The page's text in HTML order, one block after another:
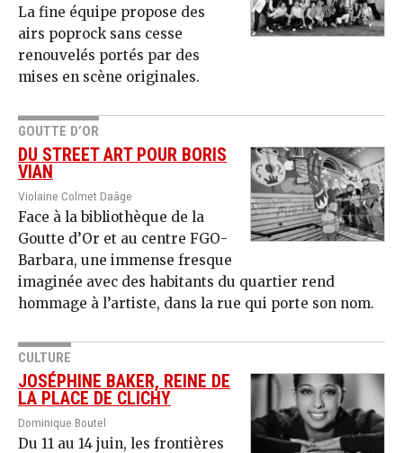
La fine équipe propose des
airs poprock sans cesse
renouvelés portés par des
mises en scène originales.
GOUTTE D’OR
DU STREET ART POUR BORIS
VIAN
Violaine Colmet Daâge
Face à la bibliothèque de la
Goutte d’Or et au centre FGO-
Barbara, une immense fresque
imaginée avec des habitants du quartier rend
hommage à l’artiste, dans la rue qui porte son nom.
CULTURE
JOSÉPHINE BAKER, REINE DE
LA PLACE DE CLICHY
Dominique Boutel
Du 11 au 14 juin, les frontières